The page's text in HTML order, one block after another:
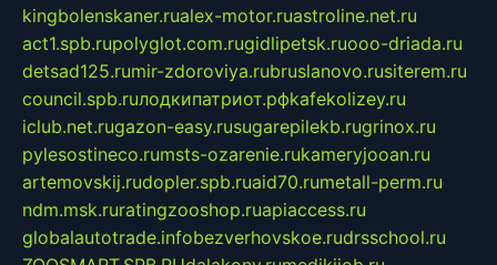
kingbolenskaner.rualex-motor.ruastroline.net.ru
act1.spb.rupolyglot.com.rugidlipetsk.ruooo-driada.ru
detsad125.rumir-zdoroviya.rubruslanovo.rusiterem.ru
council.spb.ruлодкипатриот.рфkafekolizey.ru
iclub.net.rugazon-easy.rusugarepilekb.rugrinox.ru
pylesostineco.rumsts-ozarenie.rukameryjooan.ru
artemovskij.rudopler.spb.ruaid70.rumetall-perm.ru
ndm.msk.ruratingzooshop.ruapiaccess.ru
globalautotrade.infobezverhovskoe.rudrsschool.ru